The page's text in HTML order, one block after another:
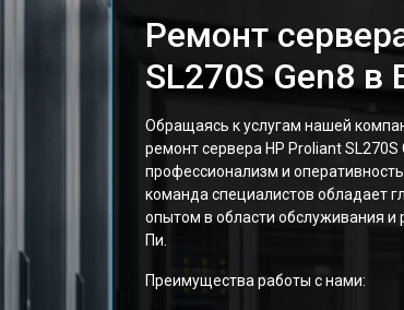
Ремонт
SL270S Gen8 в
Обращаясь к услугам нашей
ремонт сервера HP Proliant
профессионализм и
команда специалистов обладает
опытом в области обслуживания и
Пи.
Преимущества работы с нами: